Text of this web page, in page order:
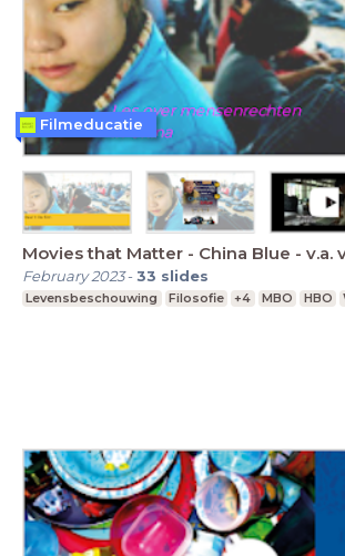
Movies that Matter - China Blue - v.a.
February 2023-33 slides
Levensbeschouwing Filosofie +4 MBO HBO
Filmeducatie